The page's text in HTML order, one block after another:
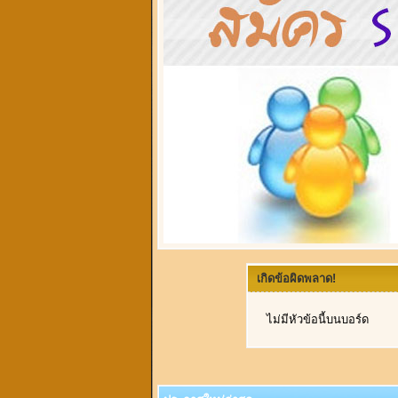
เกิดข้อผิดพลาด!
ไม่มีหัวข้อนี้บนบอร์ด